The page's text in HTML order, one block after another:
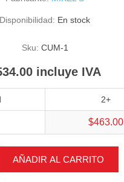
Disponibilidad: En stock
Sku: CUM-1
incluye IVA
2+
$463.00
AÑADIR AL CARRITO